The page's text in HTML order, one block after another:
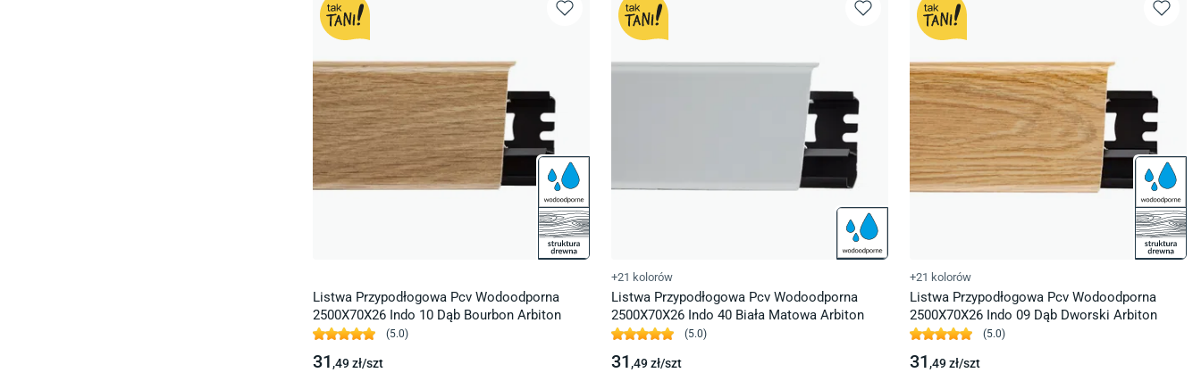
Listwa Przypodłogowa Pcv Wodoodporna
2500X70X26 Indo 10 Dąb Bourbon Arbiton
(5.0)
31 ,49zł/szt
+21 kolorów
Listwa Przypodłogowa Pcv Wodoodporna
2500X70X26 Indo 40 Biała Matowa Arbiton
(5.0)
31 ,49zł/szt
+21 kolorów
Listwa Przypodłogowa Pcv Wodoodporna
2500X70X26 Indo 09 Dąb Dworski Arbiton
(5.0)
31 ,49zł/szt